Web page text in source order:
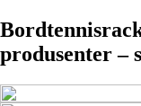
produsenter –